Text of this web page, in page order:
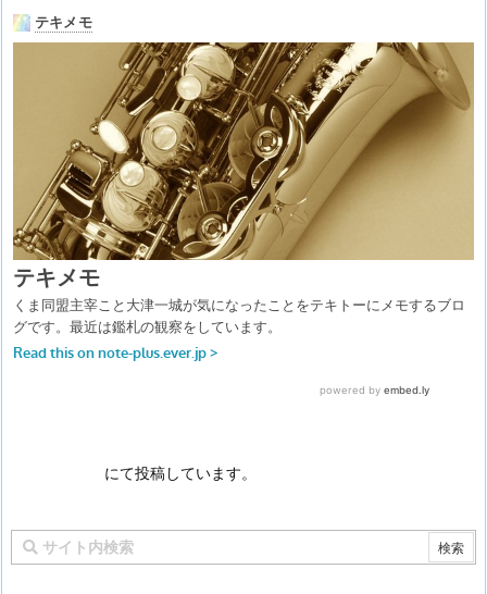
にて投稿しています。